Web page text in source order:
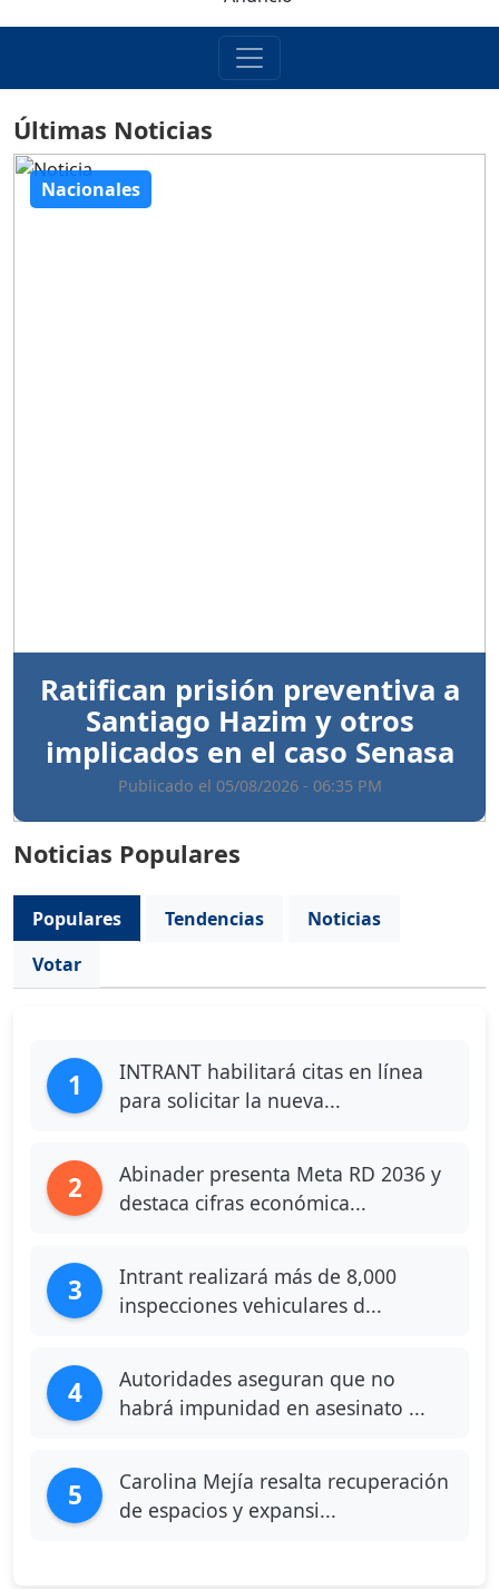
Últimas Noticias
Nacionales
Ratifican prisión preventiva a
Santiago Hazim y otros
implicados en el caso Senasa
Publicado el 05/08/2026 - 06:35 PM
Noticias Populares
Populares Tendencias
Noticias
Votar
1
INTRANT habilitará citas en línea
para solicitar la nueva...
2
Abinader presenta Meta RD 2036 y
destaca cifras económica...
3
Intrant realizará más de 8,000
inspecciones vehiculares d...
4
Autoridades aseguran que no
habrá impunidad en asesinato ...
5
Carolina Mejía resalta recuperación
de espacios y expansi...